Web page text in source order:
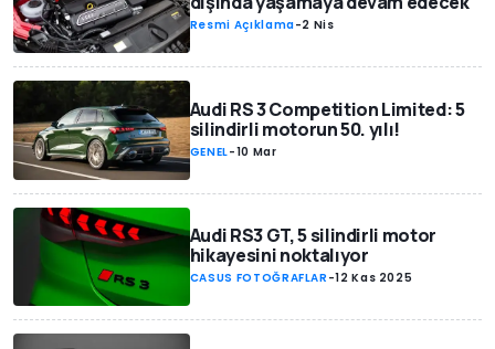
Resmi Açıklama-2 Nis
Audi RS 3 Competition Limited: 5
silindirli motorun 50. yılı!
GENEL-10 Mar
Audi RS3 GT, 5 silindirli motor
hikayesini noktalıyor
CASUS FOTOĞRAFLAR -12 Kas 2025